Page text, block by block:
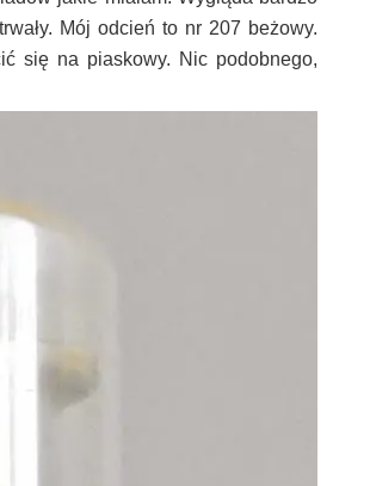
Mój odcień to nr 207 beżowy.
się na piaskowy. Nic podobnego,